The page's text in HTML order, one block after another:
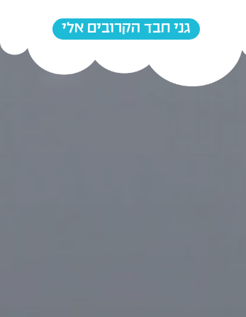
גני חבד הקרובים אלי